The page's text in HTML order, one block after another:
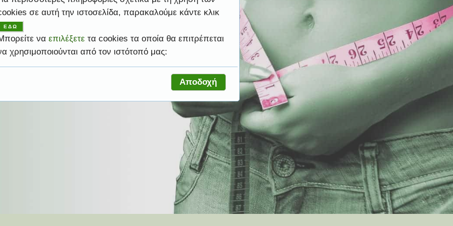
σας ανάγκη.
υπηρεσίες ώστε να σας βοηθήσει να
σας ανάγκη.
σε αυτή την ιστοσελίδα, παρακαλούμε κάντε κλικ
ΕΔΩ
να επιλέξετε τα cookies τα οποία θα επιτρέπεται
χρησιμοποιούνται από τον ιστότοπό μας:
Αποδοχή